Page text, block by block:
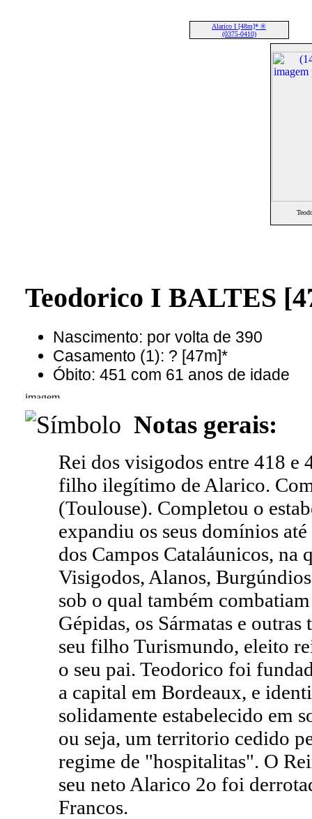
Alarico I [48m]* ®
(0375-0410)
Teodorico I BALTES
Nascimento: por volta de 390
Casamento (1): ? [47m]*
Óbito: 451 com 61 anos de idade
Notas gerais:
Rei dos visigodos entre 418 e
filho ilegítimo de Alarico.
(Toulouse). Completou o
expandiu os seus domínios
dos Campos Cataláunicos, na
Visigodos, Alanos,
sob o qual também
Gépidas, os Sármatas e
seu filho Turismundo, eleito
o seu pai. Teodorico foi
a capital em Bordeaux, e
solidamente estabelecido em
ou seja, um territorio cedido
regime de "hospitalitas". O
seu neto Alarico 2o foi
Francos.